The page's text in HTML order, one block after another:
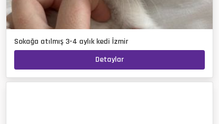
Sokağa atılmış 3-4 aylık kedi İzmir
Detaylar